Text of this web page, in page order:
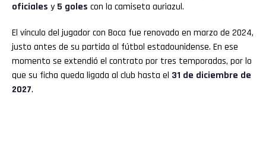
oficiales y 5 goles con la camiseta auriazul.
El vínculo del jugador con Boca fue renovado en marzo de 2024,
justo antes de su partida al fútbol estadounidense. En ese
momento se extendió el contrato por tres temporadas, por lo
que su ficha queda ligada al club hasta el 31 de diciembre de
2027.